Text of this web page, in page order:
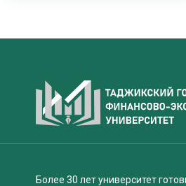
Более 30 лет университет